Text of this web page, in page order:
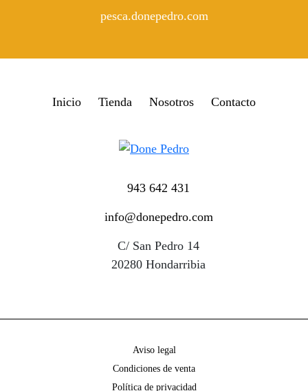
pesca.donepedro.com
Inicio Tienda Nosotros Contacto
943 642 431
info@donepedro.com
C/ San Pedro 14
20280 Hondarribia
Aviso legal
Condiciones de venta
Política de privacidad